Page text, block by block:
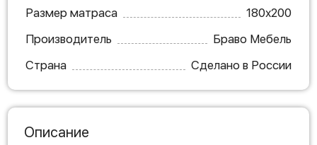
Размер матраса
180х200
Производитель
Браво Мебель
Страна
Сделано в России
Описание